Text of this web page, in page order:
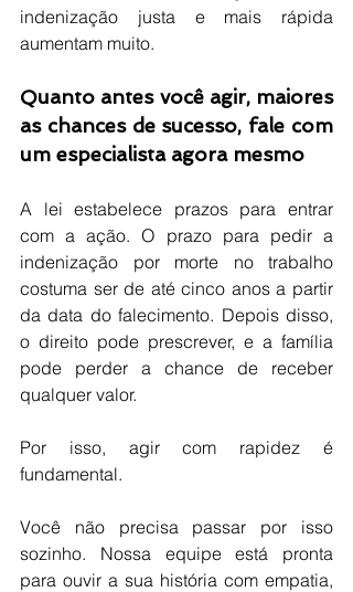
indenização justa e mais rápida
aumentam muito.
Quanto antes você agir, maiores
as chances de sucesso, fale com
um especialista agora mesmo
A lei estabelece prazos para entrar
com a ação. O prazo para pedir a
indenização por morte no trabalho
costuma ser de até cinco anos a partir
da data do falecimento. Depois disso,
o direito pode prescrever, e a família
pode perder a chance de receber
qualquer valor.
Por isso, agir com rapidez é
fundamental.
Você não precisa passar por isso
sozinho. Nossa equipe está pronta
para ouvir a sua história com empatia,